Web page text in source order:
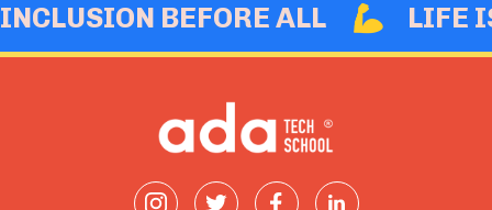
INCLUSION BEFORE ALL LIFE